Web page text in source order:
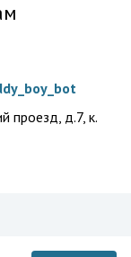
проезд, д.7, к.